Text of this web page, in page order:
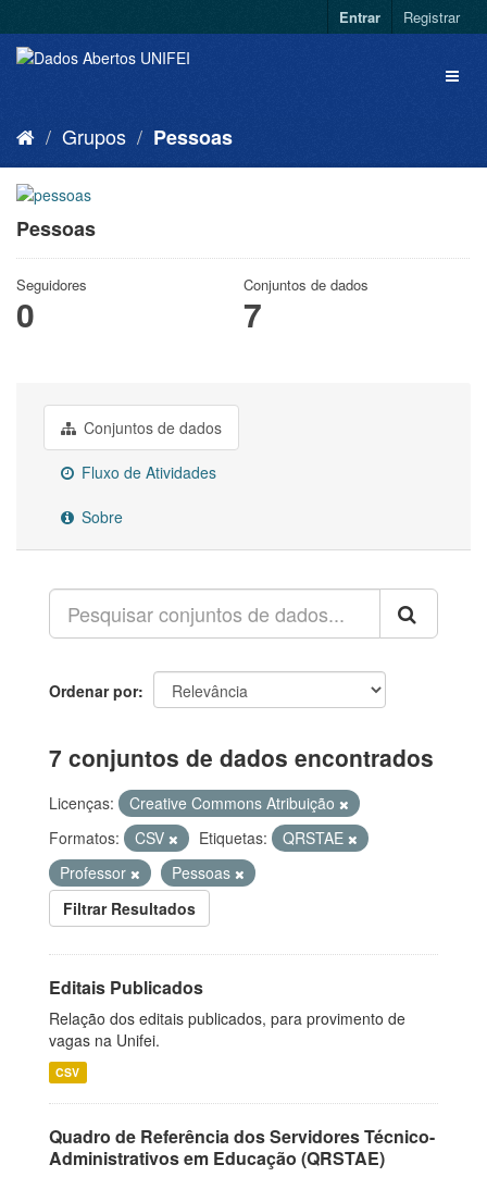
Entrar Registrar
Grupos Pessoas
Pessoas
Seguidores
0
Conjuntos de dados
7
Conjuntos de dados
Fluxo de Atividades
Sobre
Ordenar por
7 conjuntos de dados encontrados
Licenças:
Creative Commons Atribuição
Formatos:
CSV Etiquetas:
QRSTAE
Professor
Pessoas
Filtrar Resultados
Editais Publicados
Relação dos editais publicados, para provimento de
vagas na Unifei.
CSV
Quadro de Referência dos Servidores Técnico-
Administrativos em Educação (QRSTAE)